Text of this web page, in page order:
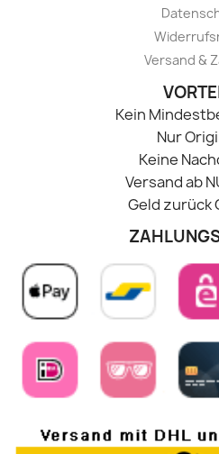
Versand &
Kein
Nur
Keine
Versand ab
Geld zurück